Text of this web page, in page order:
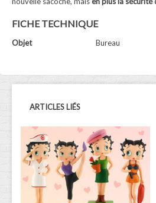
FICHE TECHNIQUE
Objet Bureau
ARTICLES LIÉS